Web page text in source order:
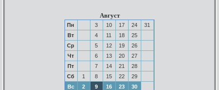
Август
Пн 3 10 17 24
31
Вт
4 11 18
25
Ср
5 12 19
26
Чт
6 13 20
27
Пт
7 14 21
28
Сб
1 8 15 22
29
Вс
2 9 16 23 30